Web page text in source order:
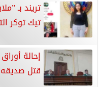
تريند بـ
تيك توكر
إحالة
قتل صديقه